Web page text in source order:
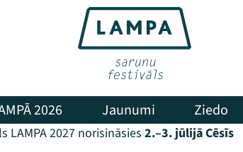
2026 Jaunumi Ziedo
LAMPA 2027 norisināsies 2.–3. jūlijā Cēsīs